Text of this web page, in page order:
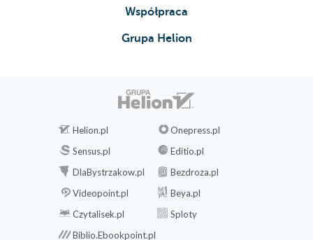
Współpraca
Grupa Helion
Helion.pl
Onepress.pl
Sensus.pl
Editio.pl
DlaBystrzakow.pl
Bezdroza.pl
Videopoint.pl
Beya.pl
Czytalisek.pl
Sploty
Biblio.Ebookpoint.pl